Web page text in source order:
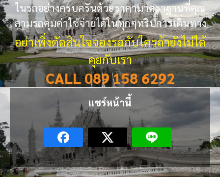
ในรถอย่างครบครันด้วยราคามาตราฐานที่คุณ
สามรถคุมค่าใช้จ่ายได้ในทุกๆทริปการเดินทาง
อย่าเพิ่งตัดสินใจจองรถกับใครถ้ายังไม่ได้
คุยกับเรา
CALL 089 158 6292
แชร์หน้านี้